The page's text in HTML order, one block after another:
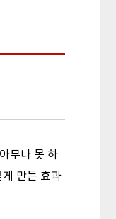
무나 못 하
만든 효과